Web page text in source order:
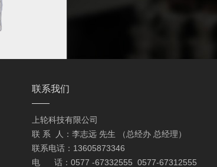
联系我们
上轮科技有限公司
联 系 人：李志远 先生 （总经办 总经理）
联系电话：13605873346
电 话：0577 -67332555 0577-67312555